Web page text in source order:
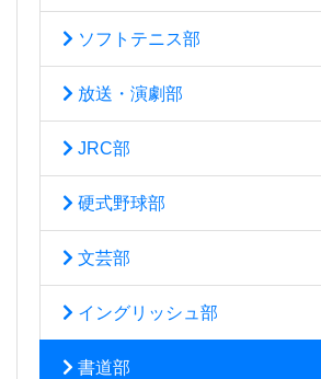
ソフトテニス部
放送・演劇部
JRC部
硬式野球部
文芸部
イングリッシュ部
書道部